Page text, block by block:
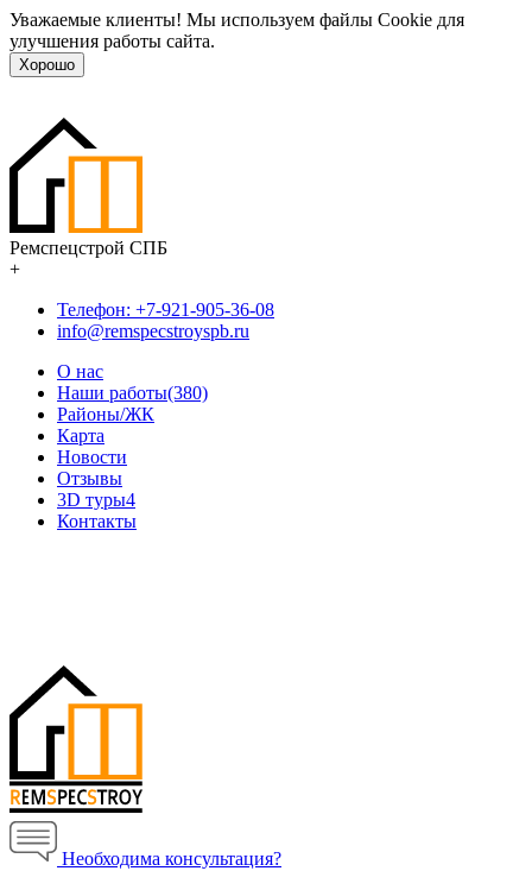
Уважаемые клиенты! Мы используем файлы Cookie для
улучшения работы сайта.
Хорошо
Ремспецстрой СПБ
+
Телефон: +7-921-905-36-08
info@remspecstroyspb.ru
О нас
Наши работы(380)
Районы/ЖК
Карта
Новости
Отзывы
3D туры4
Контакты
Необходима консультация?